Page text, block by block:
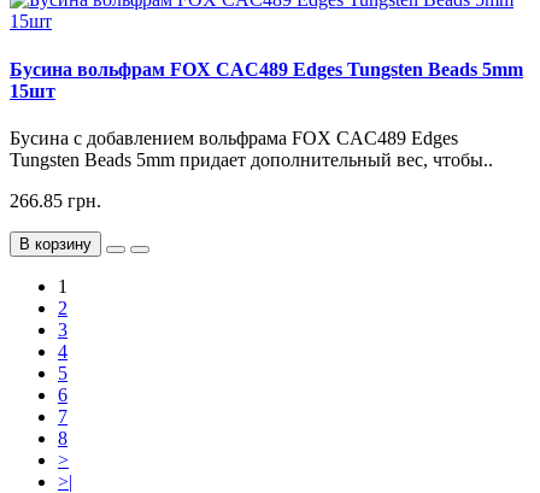
Бусина вольфрам FOX CAC489 Edges Tungsten Beads 5mm
15шт
Бусина с добавлением вольфрама FOX CAC489 Edges
Tungsten Beads 5mm придает дополнительный вес, чтобы..
266.85 грн.
В корзину
1
2
3
4
5
6
7
8
>
>|